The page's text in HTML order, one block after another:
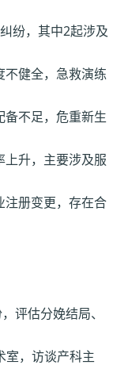
纷，其中2起涉及
不健全，急救演练
备不足，危重新生
升，主要涉及服
注册变更，存在合
评估分娩结局、
室，访谈产科主